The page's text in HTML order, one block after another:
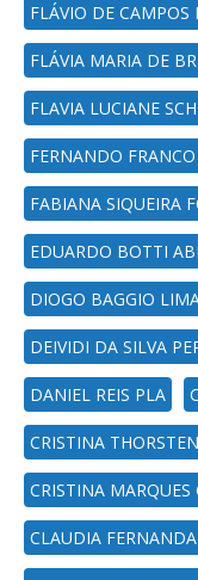
FLÁVIO DE CAMPOS
FLÁVIA MARIA DE
FLAVIA LUCIANE
FERNANDO
FABIANA SIQUEIRA
EDUARDO BOTTI
DIOGO BAGGIO
DEIVIDI DA SILVA
DANIEL REIS PLA
CRISTINA
CRISTINA MARQUES
CLAUDIA